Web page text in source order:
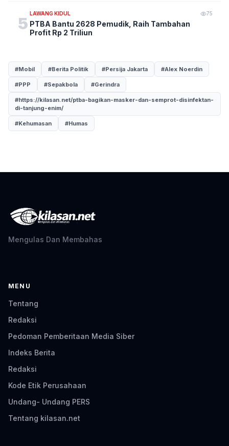
5
LAWANG KIDUL 75
PTBA Bantu 2628 Pemudik, Raih Tambahan
Profit Rp 2 Triliun
#Mobil #Berita Politik #Persija Jakarta #Alex Noerdin
#PPP #Sepakbola #Gerindra
#https://kilasan.net/ptba-bagikan-masker-dan-semprot-disinfektan-
di-tanjung-enim/
#Kehumasan #Humas
Mengulas Dan Membahas
MENU
Tentang
Redaksi
Pedoman Pemberitaan Media Siber
Indeks Berita
Redaksi
Kode Etik Perusahaan
Undang- Undang PERS
Tentang kilasan.net